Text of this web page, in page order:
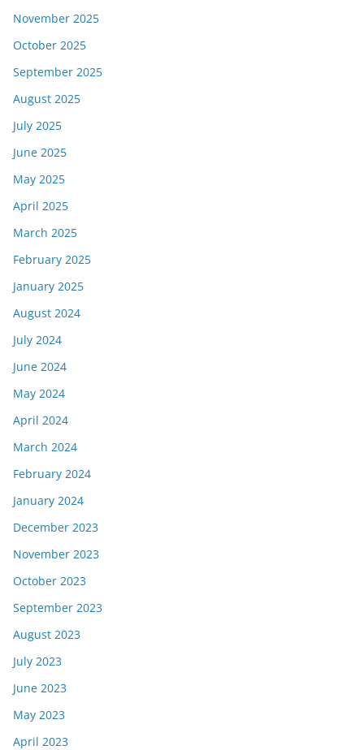
November 2025
October 2025
September 2025
August 2025
July 2025
June 2025
May 2025
April 2025
March 2025
February 2025
January 2025
August 2024
July 2024
June 2024
May 2024
April 2024
March 2024
February 2024
January 2024
December 2023
November 2023
October 2023
September 2023
August 2023
July 2023
June 2023
May 2023
April 2023